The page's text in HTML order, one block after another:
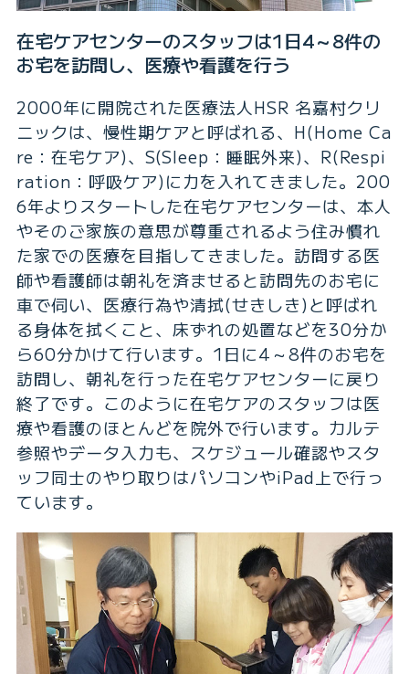
在宅ケアセンターのスタッフは1日4～8件の
お宅を訪問し、医療や看護を行う
2000年に開院された医療法人HSR 名嘉村クリ
ニックは、慢性期ケアと呼ばれる、H(Home Ca
re：在宅ケア)、S(Sleep：睡眠外来)、R(Respi
ration：呼吸ケア)に力を入れてきました。200
6年よりスタートした在宅ケアセンターは、本人
やそのご家族の意思が尊重されるよう住み慣れ
た家での医療を目指してきました。訪問する医
師や看護師は朝礼を済ませると訪問先のお宅に
車で伺い、医療行為や清拭(せきしき)と呼ばれ
る身体を拭くこと、床ずれの処置などを30分か
ら60分かけて行います。1日に4～8件のお宅を
訪問し、朝礼を行った在宅ケアセンターに戻り
終了です。このように在宅ケアのスタッフは医
療や看護のほとんどを院外で行います。カルテ
参照やデータ入力も、スケジュール確認やスタ
ッフ同士のやり取りはパソコンやiPad上で行っ
ています。